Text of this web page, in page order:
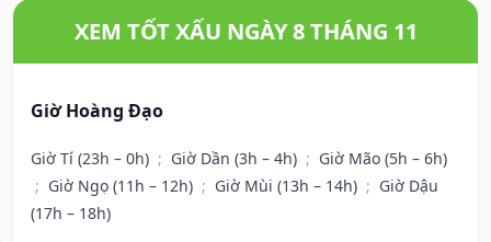
XEM TỐT XẤU NGÀY 8 THÁNG 11
Giờ Hoàng Đạo
Giờ Tí (23h – 0h) ; Giờ Dần (3h – 4h) ; Giờ Mão (5h – 6h)
; Giờ Ngọ (11h – 12h) ; Giờ Mùi (13h – 14h) ; Giờ Dậu
(17h – 18h)